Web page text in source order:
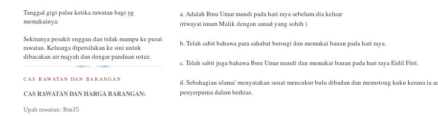
a. Adalah Ibnu Umar mandi pada hari raya sebelum dia keluar
(riwayat imam Malik dengan sanad yang sohih )
b. Telah sabit bahawa para sahabat bersugi dan memakai bauan pada hari raya.
c. Telah sabit juga bahawa Ibnu Umar mandi dan memakai bauan pada hari raya Eidil Fitri.
d. Sebahagian ulama’ menyatakan sunat mencukur bulu dibadan dan memotong kuku kerana ia
penyerpurna dalam berhias.
Tanggal gigi palsu ketika rawatan bagi yg
memakainya.
Sekiranya pesakit enggan dan tidak mampu ke pusat
rawatan. Keluarga dipersilakan ke sini untuk
dibacakan air ruqyah dan dengar panduan ustaz.
CAS RAWATAN DAN BARANGAN
CAS RAWATAN DAN HARGA BARANGAN:
Upah rawatan: Rm35